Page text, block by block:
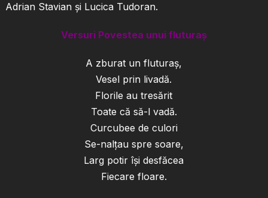
Adrian Stavian și Lucica Tudoran.
Versuri Povestea unui fluturaș
A zburat un fluturaș,
Vesel prin livadă.
Florile au tresărit
Toate că să-l vadă.
Curcubee de culori
Se-nalțau spre soare,
Larg potir își desfăcea
Fiecare floare.